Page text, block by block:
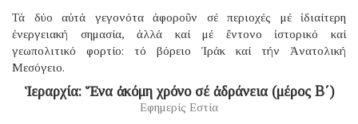
Τά δύο αὐτά γεγονότα ἀφοροῦν σέ περιοχές μέ ἰδιαίτερη
ἐνεργειακή σημασία, ἀλλά καί μέ ἔντονο ἱστορικό καί
γεωπολιτικό φορτίο: τό βόρειο Ἰράκ καί τήν Ἀνατολική
Μεσόγειο.
Ἱεραρχία: Ἕνα ἀκόμη χρόνο σέ ἀδράνεια (μέρος B΄)
Εφημερίς Εστία